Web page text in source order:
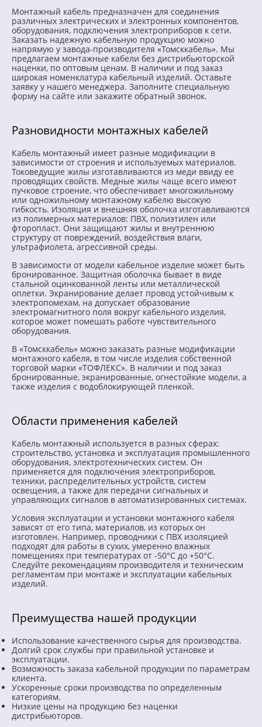
Монтажный кабель предназначен для соединения
различных электрических и электронных компонентов,
оборудования, подключения электроприборов к сети.
Заказать надежную кабельную продукцию можно
напрямую у завода-производителя «Томсккабель». Мы
предлагаем монтажные кабели без дистрибьюторской
наценки, по оптовым ценам. В наличии и под заказ
широкая номенклатура кабельный изделий. Оставьте
заявку у нашего менеджера. Заполните специальную
форму на сайте или закажите обратный звонок.
Разновидности монтажных кабелей
Кабель монтажный имеет разные модификации в
зависимости от строения и используемых материалов.
Токоведущие жилы изготавливаются из меди ввиду ее
проводящих свойств. Медные жилы чаще всего имеют
пучковое строение, что обеспечивает многожильному
или одножильному монтажному кабелю высокую
гибкость. Изоляция и внешняя оболочка изготавливаются
из полимерных материалов: ПВХ, полиэтилен или
фторопласт. Они защищают жилы и внутреннюю
структуру от повреждений, воздействия влаги,
ультрафиолета, агрессивной среды.
В зависимости от модели кабельное изделие может быть
бронированное. Защитная оболочка бывает в виде
стальной оцинкованной ленты или металлической
оплетки. Экранирование делает провод устойчивым к
электропомехам, на допускает образование
электромагнитного поля вокруг кабельного изделия,
которое может помешать работе чувствительного
оборудования.
В «Томсккабель» можно заказать разные модификации
монтажного кабеля, в том числе изделия собственной
торговой марки «ТОФЛЕКС». В наличии и под заказ
бронированные, экранированные, огнестойкие модели, а
также изделия с водоблокирующей пленкой.
Области применения кабелей
Кабель монтажный используется в разных сферах:
строительство, установка и эксплуатация промышленного
оборудования, электротехнических систем. Он
применяется для подключения электроприборов,
техники, распределительных устройств, систем
освещения, а также для передачи сигнальных и
управляющих сигналов в автоматизированных системах.
Условия эксплуатации и установки монтажного кабеля
зависят от его типа, материалов, из которых он
изготовлен. Например, проводники с ПВХ изоляцией
подходят для работы в сухих, умеренно влажных
помещениях при температурах от -50°C до +50°C.
Следуйте рекомендациям производителя и техническим
регламентам при монтаже и эксплуатации кабельных
изделий.
Преимущества нашей продукции
Использование качественного сырья для производства.
Долгий срок службы при правильной установке и
эксплуатации.
Возможность заказа кабельной продукции по параметрам
клиента.
Ускоренные сроки производства по определенным
категориям.
Низкие цены на продукцию без наценки
дистрибьюторов.